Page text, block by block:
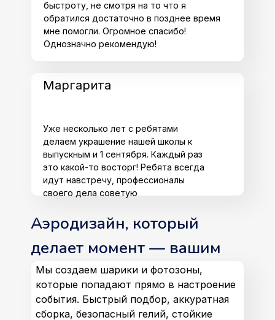
Уже несколько лет с ребятами
делаем украшение нашей школы к
выпускным и 1 сентября. Каждый раз
это какой-то восторг! Ребята всегда
идут навстречу, профессионалы
своего дела советую
Маргарита
быстроту, не смотря на то что я
обратился достаточно в позднее время
мне помогли. Огромное спасибо!
Однозначно рекомендую!
Аэродизайн, который
делает момент — вашим
Мы создаем шарики и фотозоны,
которые попадают прямо в настроение
события. Быстрый подбор, аккуратная
сборка, безопасный гелий, стойкие